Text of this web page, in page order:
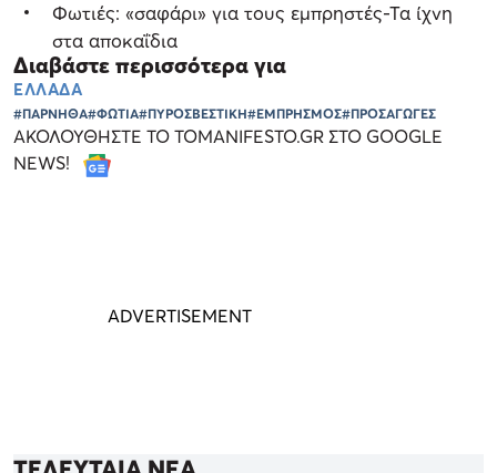
Φωτιές: «σαφάρι» για τους εμπρηστές-Τα ίχνη
στα αποκαΐδια
Διαβάστε περισσότερα για
ΕΛΛΑΔΑ
#ΠΑΡΝΗΘΑ#ΦΩΤΙΑ#ΠΥΡΟΣΒΕΣΤΙΚΗ#ΕΜΠΡΗΣΜΟΣ#ΠΡΟΣΑΓΩΓΕΣ
ΑΚΟΛΟΥΘΗΣΤΕ ΤΟ TOMANIFESTO.GR ΣΤΟ GOOGLE
NEWS!